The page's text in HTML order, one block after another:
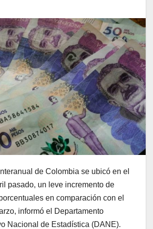
de Colombia se ubicó en el
pasado, un leve incremento de
en comparación con el
informó el Departamento
Nacional de Estadística (DANE).